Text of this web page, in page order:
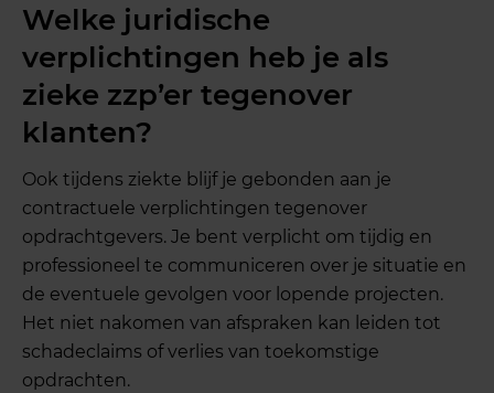
Welke juridische
verplichtingen heb je als
zieke zzp’er tegenover
klanten?
Ook tijdens ziekte blijf je gebonden aan je
contractuele verplichtingen tegenover
opdrachtgevers. Je bent verplicht om tijdig en
professioneel te communiceren over je situatie en
de eventuele gevolgen voor lopende projecten.
Het niet nakomen van afspraken kan leiden tot
schadeclaims of verlies van toekomstige
opdrachten.